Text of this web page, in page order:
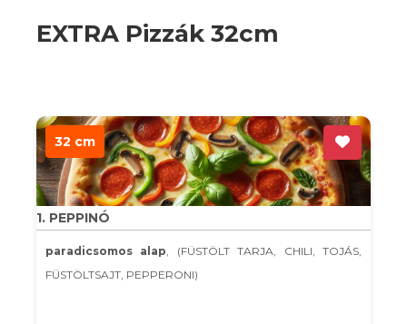
EXTRA Pizzák 32cm
32 cm
1. PEPPINÓ
paradicsomos alap, (FÜSTÖLT TARJA, CHILI, TOJÁS,
FÜSTÖLTSAJT, PEPPERONI)